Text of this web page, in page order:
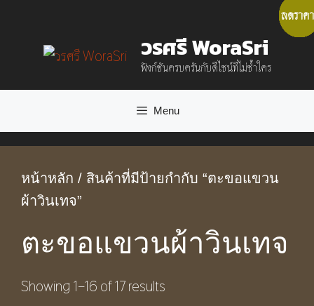
วรศรี WoraSri
ฟังก์ชันครบครันกับดีไซน์ที่ไม่ซ้ำใคร
Menu
หน้าหลัก / สินค้าที่มีป้ายกำกับ “ตะขอแขวน
ผ้าวินเทจ”
ตะขอแขวนผ้าวินเทจ
Showing 1–16 of 17 results
ลดราค
ลดราค
ลดราค
ลดราค
ลดราค
ลดราค
ลดราค
ลดราค
ลดราค
ลดราค
ลดราค
ลดราค
ลดราค
ลดราค
ลดราค
ลดราค